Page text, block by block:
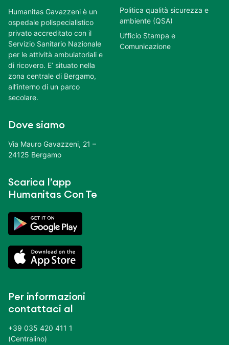
Humanitas Gavazzeni è un
ospedale polispecialistico
privato accreditato con il
Servizio Sanitario Nazionale
per le attività ambulatoriali e
di ricovero. E’ situato nella
zona centrale di Bergamo,
all’interno di un parco
secolare.
Dove siamo
Via Mauro Gavazzeni, 21 –
24125 Bergamo
Scarica l’app
Humanitas Con Te
Per informazioni
contattaci al
+39 035 420 411 1
(Centralino)
Politica qualità sicurezza e
ambiente (QSA)
Ufficio Stampa e
Comunicazione